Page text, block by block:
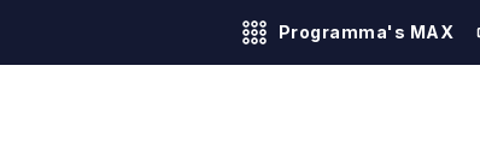
Programma's MAX